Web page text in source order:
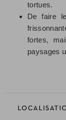
tortues.
De faire
fortes,
paysages